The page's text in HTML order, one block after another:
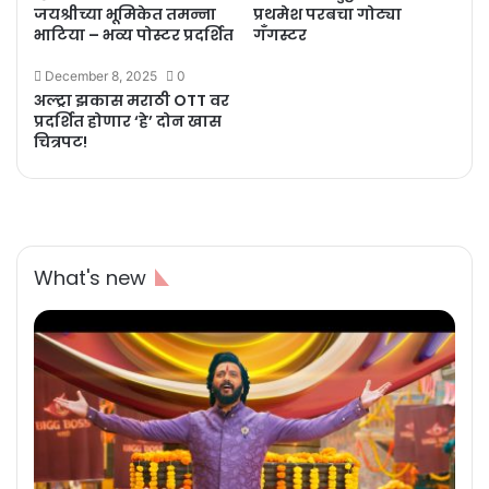
जयश्रीच्या भूमिकेत तमन्ना
भाटिया – भव्य पोस्टर प्रदर्शित
प्रथमेश परबचा गोट्या
गँगस्टर
December 8, 2025 0
अल्ट्रा झकास मराठी OTT वर
प्रदर्शित होणार ‘हे’ दोन खास
चित्रपट!
What's new